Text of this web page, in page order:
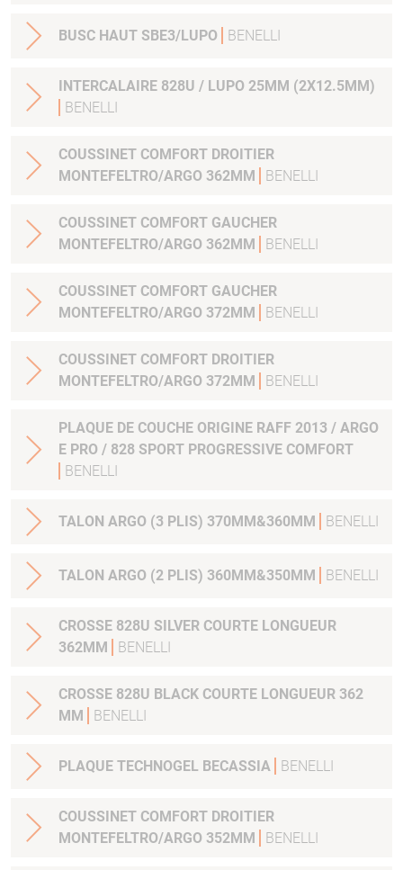
BUSC HAUT SBE3/LUPO BENELLI
INTERCALAIRE 828U / LUPO 25MM (2X12.5MM)
BENELLI
COUSSINET COMFORT DROITIER
MONTEFELTRO/ARGO 362MM
BENELLI
COUSSINET COMFORT GAUCHER
MONTEFELTRO/ARGO 362MM
BENELLI
COUSSINET COMFORT GAUCHER
MONTEFELTRO/ARGO 372MM
BENELLI
COUSSINET COMFORT DROITIER
MONTEFELTRO/ARGO 372MM
BENELLI
PLAQUE DE COUCHE ORIGINE RAFF 2013 / ARGO
E PRO / 828 SPORT PROGRESSIVE COMFORT
BENELLI
TALON ARGO (3 PLIS) 370MM&360MM BENELLI
TALON ARGO (2 PLIS) 360MM&350MM BENELLI
CROSSE 828U SILVER COURTE LONGUEUR
362MM
BENELLI
CROSSE 828U BLACK COURTE LONGUEUR 362
MM
BENELLI
PLAQUE TECHNOGEL BECASSIA BENELLI
COUSSINET COMFORT DROITIER
MONTEFELTRO/ARGO 352MM
BENELLI